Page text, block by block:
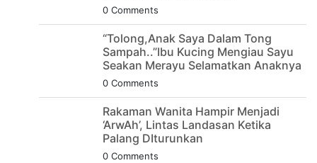
0 Comments
“Tolong,Anak Saya Dalam Tong
Sampah..”Ibu Kucing Mengiau Sayu
Seakan Merayu Selamatkan Anaknya
0 Comments
Rakaman Wanita Hampir Menjadi
‘ArwAh’, Lintas Landasan Ketika
Palang DIturunkan
0 Comments